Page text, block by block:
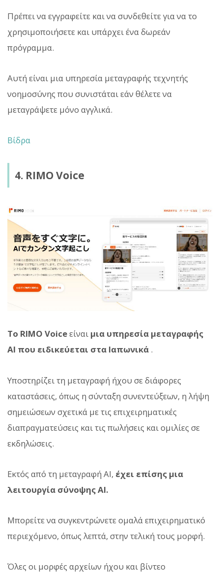
Πρέπει να εγγραφείτε και να συνδεθείτε για να το
χρησιμοποιήσετε και υπάρχει ένα δωρεάν
πρόγραμμα.
Αυτή είναι μια υπηρεσία μεταγραφής τεχνητής
νοημοσύνης που συνιστάται εάν θέλετε να
μεταγράψετε μόνο αγγλικά.
Βίδρα
4. RIMO Voice
Το RIMO Voiceείναι μια υπηρεσία μεταγραφής
AI που ειδικεύεται στα Ιαπωνικά .
Υποστηρίζει τη μεταγραφή ήχου σε διάφορες
καταστάσεις, όπως η σύνταξη συνεντεύξεων, η λήψη
σημειώσεων σχετικά με τις επιχειρηματικές
διαπραγματεύσεις και τις πωλήσεις και ομιλίες σε
εκδηλώσεις.
Εκτός από τη μεταγραφή AI, έχει επίσης μια
λειτουργία σύνοψης AI.
Μπορείτε να συγκεντρώνετε ομαλά επιχειρηματικό
περιεχόμενο, όπως λεπτά, στην τελική τους μορφή.
Όλες οι μορφές αρχείων ήχου και βίντεο